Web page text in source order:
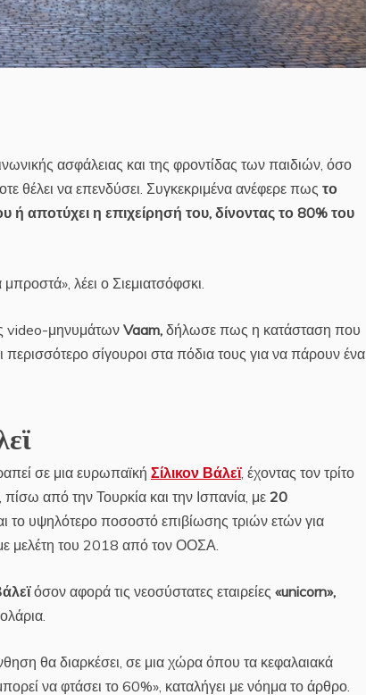
ασφάλειας και της φροντίδας των παιδιών, όσο
θέλει να επενδύσει. Συγκεκριμένα ανέφερε πως το
ή αποτύχει η επιχείρησή του, δίνοντας το 80% του
λέει ο Σιεμιατσόφσκι.
video-μηνυμάτων Vaam, δήλωσε πως η κατάσταση που
περισσότερο σίγουροι στα πόδια τους για να πάρουν ένα
σε μια ευρωπαϊκή Σίλικον Βάλεϊ, έχοντας τον τρίτο
από την Τουρκία και την Ισπανία, με 20
το υψηλότερο ποσοστό επιβίωσης τριών ετών για
μελέτη του 2018 από τον ΟΟΣΑ.
όσον αφορά τις νεοσύστατες εταιρείες «unicorn»,
θα διαρκέσει, σε μια χώρα όπου τα κεφαλαιακά
να φτάσει το 60%», καταλήγει με νόημα το άρθρο.